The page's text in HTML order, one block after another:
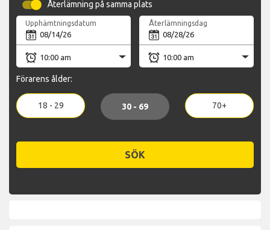
Återlämning på samma plats
Upphämtningsdatum Återlämningsdag
Förarens ålder:
18 - 29 30 - 69 70+
SÖK